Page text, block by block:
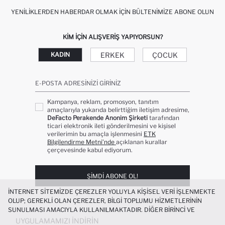
YENILIKLERDEN HABERDAR OLMAK İÇIN BÜLTENIMIZE ABONE OLUN
KIM IÇIN ALIŞVERIŞ YAPIYORSUN?
KADIN ERKEK ÇOCUK
E-POSTA ADRESINIZI GIRINIZ
Kampanya, reklam, promosyon, tanıtım
amaçlarıyla yukarıda belirttiğim iletişim adresime,
DeFacto Perakende Anonim Şirketi tarafından
ticari elektronik ileti gönderilmesini ve kişisel
verilerimin bu amaçla işlenmesini ETK
Bilgilendirme Metni’nde açıklanan kurallar
çerçevesinde kabul ediyorum.
ŞIMDI ABONE OL!
UYGULAMAMIZI İNDIRIN
İNTERNET SITEMIZDE ÇEREZLER YOLUYLA KIŞISEL VERI IŞLENMEKTE
OLUP; GEREKLI OLAN ÇEREZLER, BILGI TOPLUMU HIZMETLERININ
SUNULMASI AMACIYLA KULLANILMAKTADIR. DIĞER BIRINCI VE
ÜÇÜNCÜ TARAF ÇEREZLER ISE SIZE DAHA IYI BIR ALIŞVERIŞ